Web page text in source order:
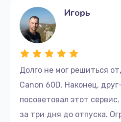
Долго не мог решиться
Canon 60D. Наконец,
посоветовал этот
за три дня до отпуска.
Игорь